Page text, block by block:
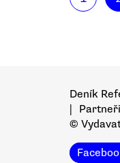
Deník
Partneři
©